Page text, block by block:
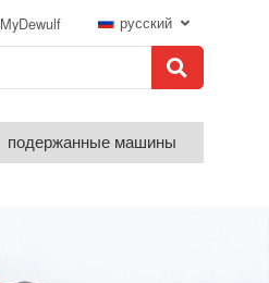
MyDewulf русский
подержанные машины